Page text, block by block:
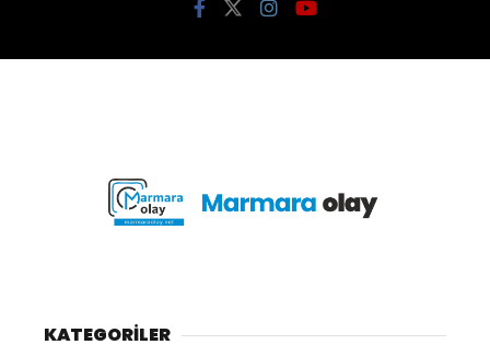
KATEGORİLER